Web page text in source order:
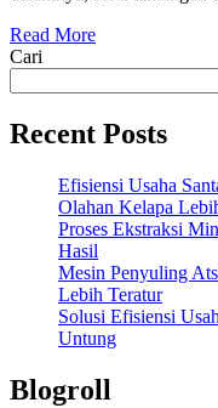
Read More
Cari
Recent Posts
Efisiensi Usaha
Olahan Kelapa
Proses Ekstraksi
Hasil
Mesin Penyuling
Lebih Teratur
Solusi Efisiensi
Untung
Blogroll